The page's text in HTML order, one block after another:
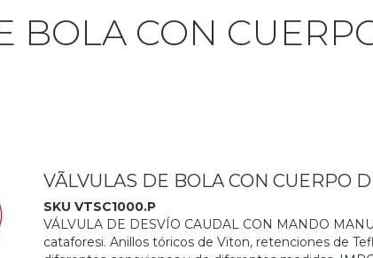
BOLA CON
VÃLVULAS DE BOLA CON CUERPO
SKU VTSC1000.P
VÁLVULA DE DESVÍO CAUDAL CON MANDO
cataforesi. Anillos tóricos de Viton, retenciones de